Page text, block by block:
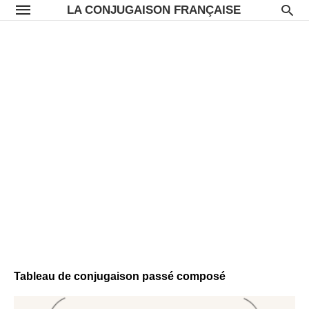
LA CONJUGAISON FRANÇAISE
Tableau de conjugaison passé composé